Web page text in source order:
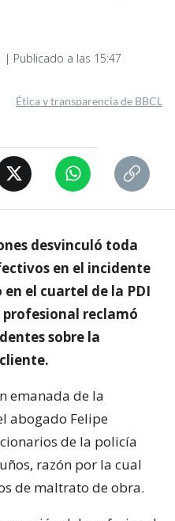
Publicado a las 15:47
Ética y transparencia de BBCL
desvinculó toda
en el incidente
el cuartel de la PDI
profesional reclamó
sobre la
emanada de la
abogado Felipe
de la policía
razón por la cual
de maltrato de obra.